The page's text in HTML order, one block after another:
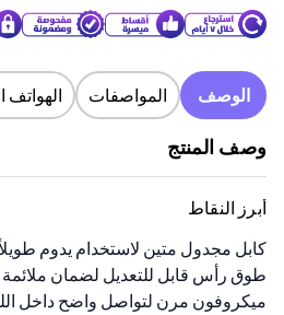
الوصف المواصفات الهواتف
وصف المنتج
أبرز النقاط
كابل مجدول متين لاستخدام يدوم
طوق رأس قابل للتعديل لضمان ملائمة
ميكروفون مرن لتواصل واضح داخل